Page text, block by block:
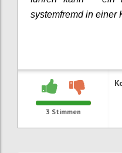
systemfremd in einer
3 Stimmen